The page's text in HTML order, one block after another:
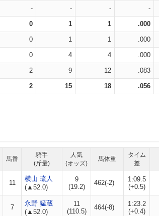
- - - -
0 1 1 .000
0 1 1 .000
0 4 4 .000
2 9 12 .083
2 15 18 .056
馬番
騎手
(斤量)
人気
(オッズ)
馬体重
タイム
差
11
横山 琉人
(▲52.0)
9
(19.2)
462(-2)
1:09.5
(+0.5)
7
永野 猛蔵
(▲52.0)
11
(110.5)
464(-8)
1:23.2
(+0.4)